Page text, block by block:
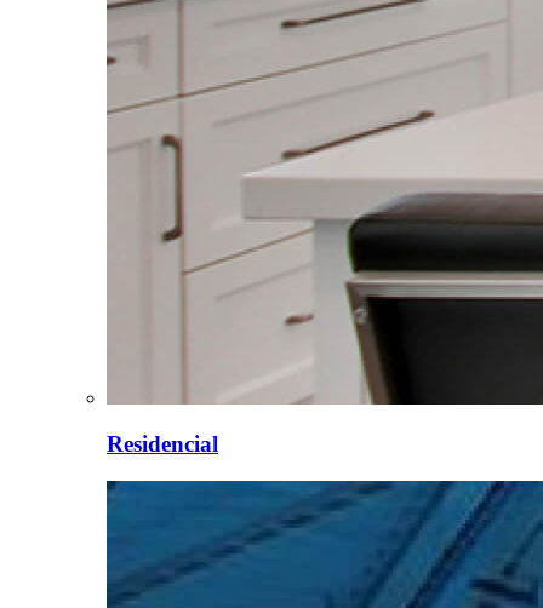
Residencial